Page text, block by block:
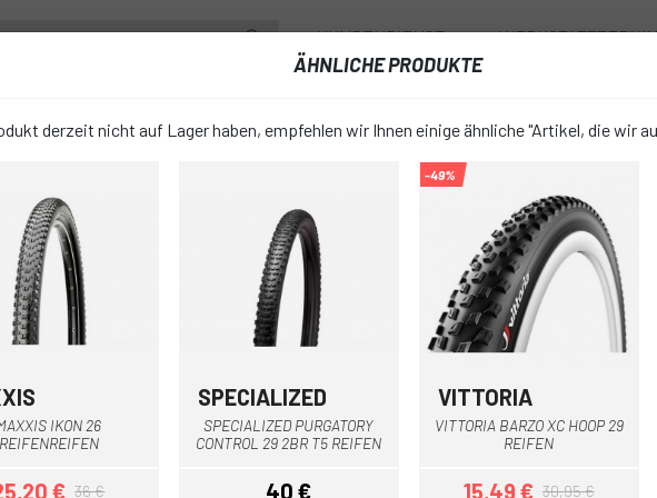
KUNDENDIENST
favorite_border
REIFEN
ABDECKUNGSBREITE:
ÄHNLICHE PRODUKTE
derzeit nicht auf Lager haben, empfehlen wir Ihnen einige ähnliche "Artikel, die wir
IKON 26
REIFENREIFEN
€ 36 €
SPECIALIZED
SPECIALIZED PURGATORY
CONTROL 29 2BR T5 REIFEN
40 €
Schwarz
-49%
VITTORIA
VITTORIA BARZO XC HOOP 29
REIFEN
15,49 € 30,95 €